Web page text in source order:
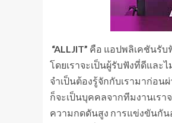
“ALLJIT” คือ แอปพลิเคชันรับ
โดยเราจะเป็นผู้รับฟังที่ดีแล
จำเป็นต้องรู้จักกับเรามาก่อ
ก็จะเป็นบุคคลจากทีมงานเร
ความกดดันสูง การแข่งขันกัน